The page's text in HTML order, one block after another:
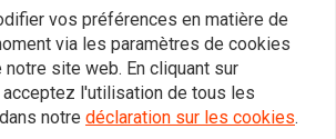
|
Soufflets de fourche type
1
vos préférences en matière de
via les paramètres de cookies
site web. En cliquant sur
acceptez l'utilisation de tous les
notre déclaration sur les cookies.